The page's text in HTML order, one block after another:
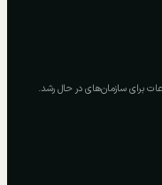
برای سازمان‌های در حال رشد.